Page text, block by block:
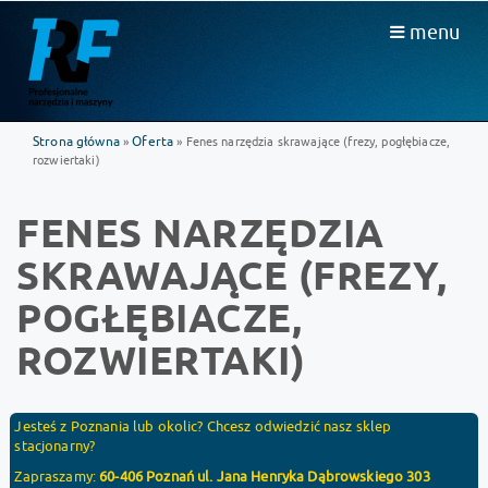
menu
Strona główna»Oferta » Fenes narzędzia skrawające (frezy, pogłębiacze,
rozwiertaki)
FENES NARZĘDZIA
SKRAWAJĄCE (FREZY,
POGŁĘBIACZE,
ROZWIERTAKI)
Jesteś z Poznania lub okolic? Chcesz odwiedzić nasz sklep
stacjonarny?
Zapraszamy:60-406 Poznań ul. Jana Henryka Dąbrowskiego 303